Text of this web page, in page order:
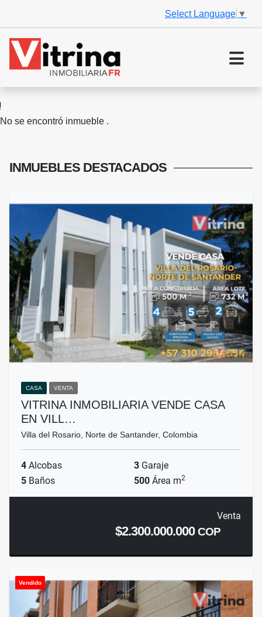
Select Language ▼
No se encontró inmueble .
INMUEBLES DESTACADOS
CASA VENTA
VITRINA INMOBILIARIA VENDE CASA
EN VILL…
Villa del Rosario, Norte de Santander, Colombia
4 Alcobas 3 Garaje
5 Baños 500 Área m2
Venta
$2.300.000.000COP
Vendido